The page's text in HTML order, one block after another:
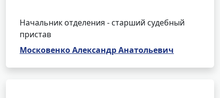
Начальник отделения - старший судебный
пристав
Московенко Александр Анатольевич